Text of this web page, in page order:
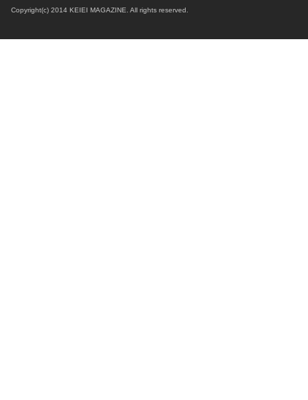
Copyright(c) 2014 KEIEI MAGAZINE. All rights reserved.